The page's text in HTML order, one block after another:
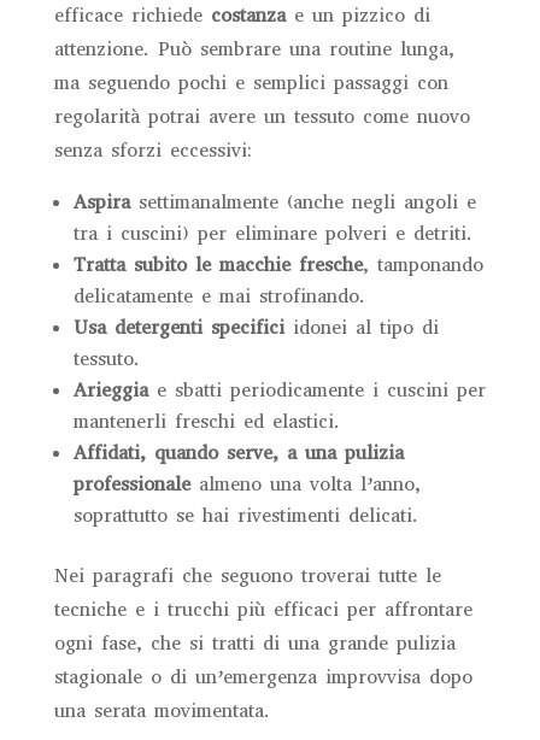
efficace richiede costanzae un pizzico di
attenzione. Può sembrare una routine lunga,
ma seguendo pochi e semplici passaggi con
regolarità potrai avere un tessuto come nuovo
senza sforzi eccessivi:
Aspirasettimanalmente (anche negli angoli e
tra i cuscini) per eliminare polveri e detriti.
Tratta subito le macchie fresche, tamponando
delicatamente e mai strofinando.
Usa detergenti specificiidonei al tipo di
tessuto.
Arieggiae sbatti periodicamente i cuscini per
mantenerli freschi ed elastici.
Affidati, quando serve, a una pulizia
professionalealmeno una volta l’anno,
soprattutto se hai rivestimenti delicati.
Nei paragrafi che seguono troverai tutte le
tecniche e i trucchi più efficaci per affrontare
ogni fase, che si tratti di una grande pulizia
stagionale o di un’emergenza improvvisa dopo
una serata movimentata.